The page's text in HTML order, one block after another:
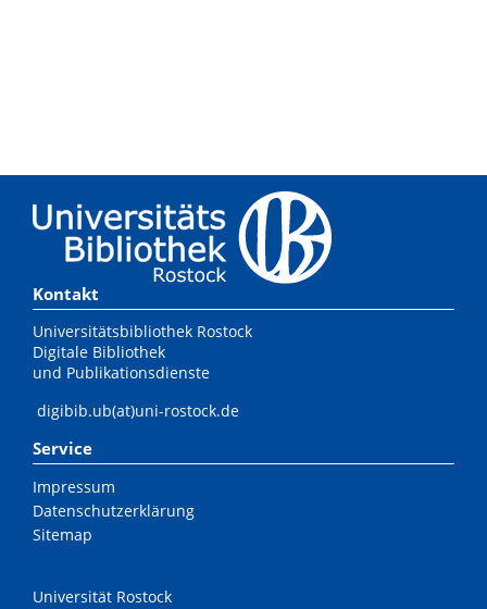
Kontakt
Universitätsbibliothek Rostock
Digitale Bibliothek
und Publikationsdienste
digibib.ub(at)uni-rostock.de
Service
Impressum
Datenschutzerklärung
Sitemap
Universität Rostock